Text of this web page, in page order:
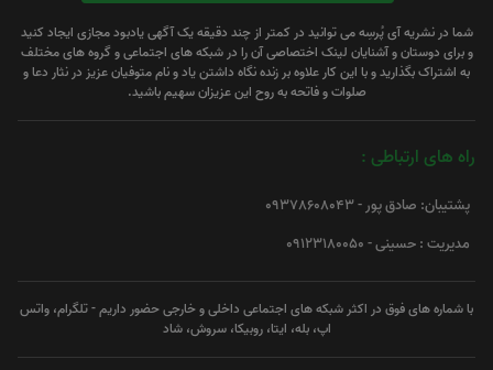
شما در نشریه آی پُرسِه می توانید در کمتر از چند دقیقه یک آگهی یادبود مجازی ایجاد کنید
و برای دوستان و آشنایان لینک اختصاصی آن را در شبکه های اجتماعی و گروه های مختلف
به اشتراک بگذارید و با این کار علاوه بر زنده نگاه داشتن یاد و نام متوفیان عزیز در نثار دعا و
صلوات و فاتحه به روح این عزیزان سهیم باشید.
راه های ارتباطی :
پشتیبان: صادق پور - 09378608043
مدیریت : حسینی - 09123180050
با شماره های فوق در اکثر شبکه های اجتماعی داخلی و خارجی حضور داریم - تلگرام، واتس
اپ، بله، ایتا، روبیکا، سروش، شاد